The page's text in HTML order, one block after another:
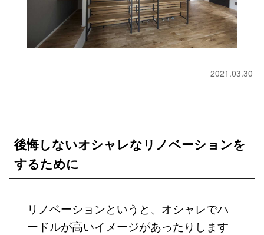
2021.03.30
後悔しないオシャレなリノベーションを
するために
リノベーションというと、オシャレでハ
ードルが高いイメージがあったりします